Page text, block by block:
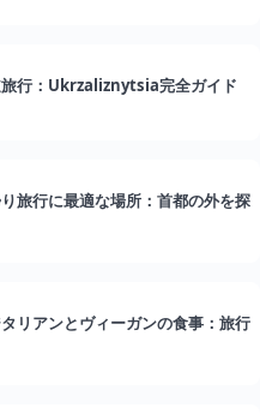
旅行：Ukrzaliznytsia完全ガイド
旅行に最適な場所：首都の外を探
リアンとヴィーガンの食事：旅行